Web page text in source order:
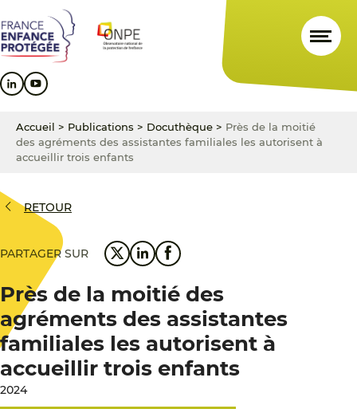
au
contenu
principal
au
menu
principal
au
pied
de
Accueil > Publications > Docuthèque > Près de la moitié
des agréments des assistantes familiales les autorisent à
accueillir trois enfants
RETOUR
PARTAGER SUR
Près de la moitié des
agréments des assistantes
familiales les autorisent à
accueillir trois enfants
2024